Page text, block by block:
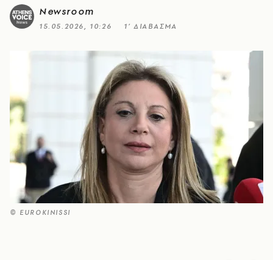
Newsroom
15.05.2026, 10:26 1’ ΔΙΑΒΑΣΜΑ
© EUROKINISSI